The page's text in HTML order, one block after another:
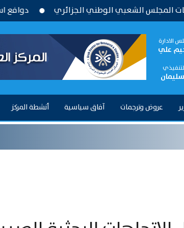
دوافع استراتيجية الوطني الجزائري
الادارة
علي
عروض وترجمات آفاق سياسية أنشطة المركز